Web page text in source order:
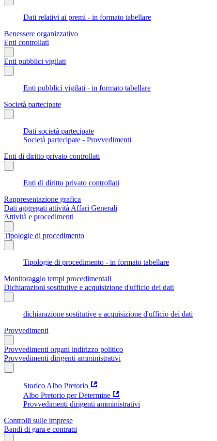
Dati relativi ai premi - in formato tabellare
Benessere organizzativo
Enti controllati
Enti pubblici vigilati
Enti pubblici vigilati - in formato tabellare
Società partecipate
Dati società partecipate
Società partecipate - Provvedimenti
Enti di diritto privato controllati
Enti di diritto privato controllati
Rappresentazione grafica
Dati aggregati attività Affari Generali
Attività e procedimenti
Tipologie di procedimento
Tipologie di procedimento - in formato tabellare
Monitoraggio tempi procedimentali
Dichiarazioni sostitutive e acquisizione d'ufficio dei dati
dichiarazione sostitutive e acquisizione d'ufficio dei dati
Provvedimenti
Provvedimenti organi indirizzo politico
Provvedimenti dirigenti amministrativi
Storico Albo Pretorio
Albo Pretorio per Determine
Provvedimenti dirigenti amministrativi
Controlli sulle imprese
Bandi di gara e contratti